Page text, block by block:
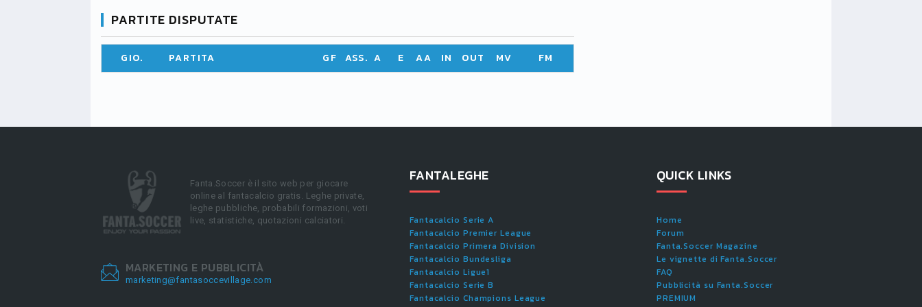
PARTITE DISPUTATE
GIO. PARTITA GF ASS. A E AA IN OUT MV FM
Fanta.Soccer è il sito web per giocare
online al fantacalcio gratis. Leghe private,
leghe pubbliche, probabili formazioni, voti
live, statistiche, quotazioni calciatori.
MARKETING E PUBBLICITÀ
marketing@fantasoccevillage.com
FANTALEGHE
Fantacalcio Serie A
Fantacalcio Premier League
Fantacalcio Primera Division
Fantacalcio Bundesliga
Fantacalcio Ligue1
Fantacalcio Serie B
Fantacalcio Champions League
QUICK LINKS
Home
Forum
Fanta.Soccer Magazine
Le vignette di Fanta.Soccer
FAQ
Pubblicità su Fanta.Soccer
PREMIUM